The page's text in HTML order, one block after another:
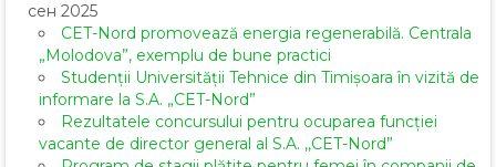
сен 2025
CET-Nord promovează energia regenerabilă. Centrala
„Molodova”, exemplu de bune practici
Studenții Universității Tehnice din Timișoara în vizită de
informare la S.A. „CET-Nord”
Rezultatele concursului pentru ocuparea funcției
vacante de director general al S.A. ,,CET-Nord”